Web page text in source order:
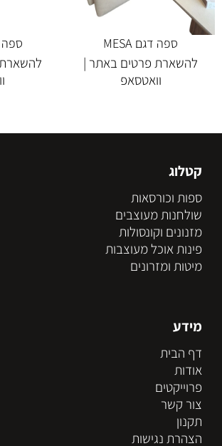
ספה דגם MESA
להשארת פרטים באתר |
וואטסאפ
ספה LOREMZO
קטלוג
ספות וכורסאות
שולחנות מעוצבים
מזנונים וקונסולות
פינות אוכל מעוצבות
מיטות ומזרונים
מידע
דף הבית
אודות
פרוייקטים
צור קשר
תקנון
הצהרת נגישות